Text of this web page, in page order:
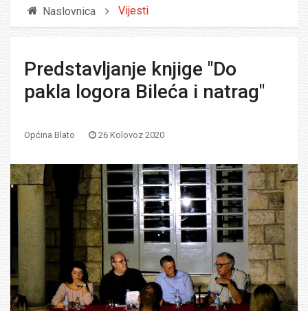
Naslovnica Vijesti
Predstavljanje knjige "Do
pakla logora Bileća i natrag"
Općina Blato 26 Kolovoz 2020